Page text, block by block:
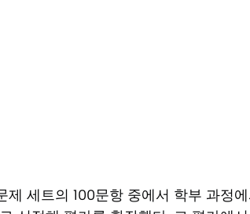
세트의 100문항 중에서 학부 과정